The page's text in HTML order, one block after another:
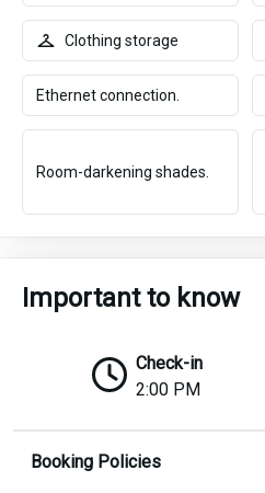
Clothing storage
Ethernet connection.
Room-darkening shades.
Important to know
Check-in
2:00 PM
Booking Policies